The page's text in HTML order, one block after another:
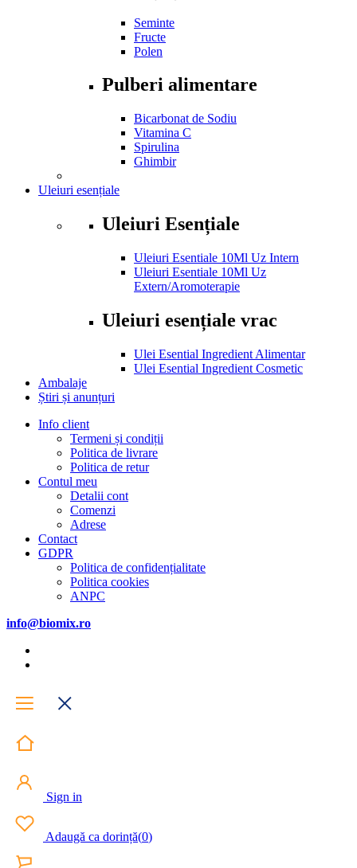
Seminte
Fructe
Polen
Pulberi alimentare
Bicarbonat de Sodiu
Vitamina C
Spirulina
Ghimbir
Uleiuri esențiale
Uleiuri Esențiale
Uleiuri Esentiale 10Ml Uz Intern
Uleiuri Esentiale 10Ml Uz
Extern/Aromoterapie
Uleiuri esențiale vrac
Ulei Esential Ingredient Alimentar
Ulei Esential Ingredient Cosmetic
Ambalaje
Știri și anunțuri
Info client
Termeni și condiții
Politica de livrare
Politica de retur
Contul meu
Detalii cont
Comenzi
Adrese
Contact
GDPR
Politica de confidențialitate
Politica cookies
ANPC
info@biomix.ro
Sign in
Adaugă ca dorință(0)